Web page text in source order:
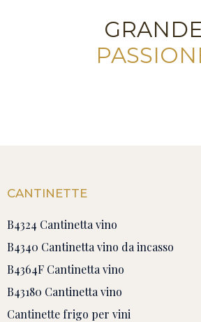
CANTINETTE
B4324 Cantinetta vino
B4340 Cantinetta vino da incasso
B4364F Cantinetta vino
B43180 Cantinetta vino
Cantinette frigo per vini